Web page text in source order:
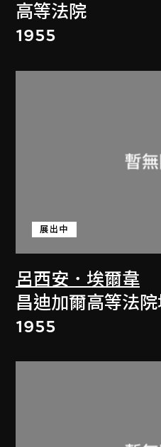
高等法院
1955
呂西安．埃爾韋
展出中
昌迪加爾高等法
1955